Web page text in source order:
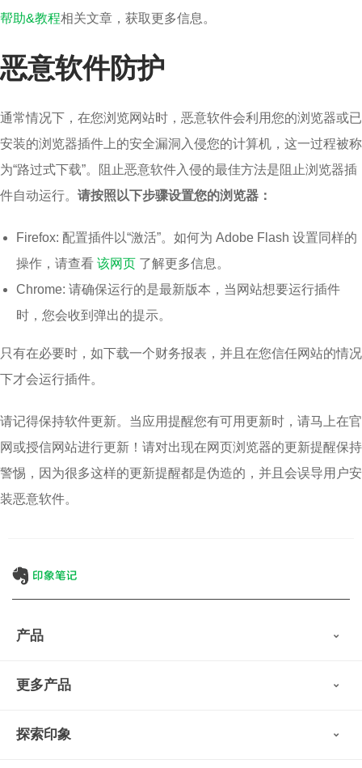
帮助&教程相关文章，获取更多信息。
恶意软件防护
通常情况下，在您浏览网站时，恶意软件会利用您的浏览器或已
安装的浏览器插件上的安全漏洞入侵您的计算机，这一过程被称
为“路过式下载”。阻止恶意软件入侵的最佳方法是阻止浏览器插
件自动运行。 请按照以下步骤设置您的浏览器：
Firefox: 配置插件以“激活”。如何为 Adobe Flash 设置同样的
操作，请查看 该网页 了解更多信息。
Chrome: 请确保运行的是最新版本，当网站想要运行插件
时，您会收到弹出的提示。
只有在必要时，如下载一个财务报表，并且在您信任网站的情况
下才会运行插件。
请记得保持软件更新。当应用提醒您有可用更新时，请马上在官
网或授信网站进行更新！请对出现在网页浏览器的更新提醒保持
警惕，因为很多这样的更新提醒都是伪造的，并且会误导用户安
装恶意软件。
产品
会员权益
印象笔记·剪藏
更多产品
印象图记
探索印象